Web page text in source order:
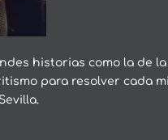
historias como la de
para resolver cada